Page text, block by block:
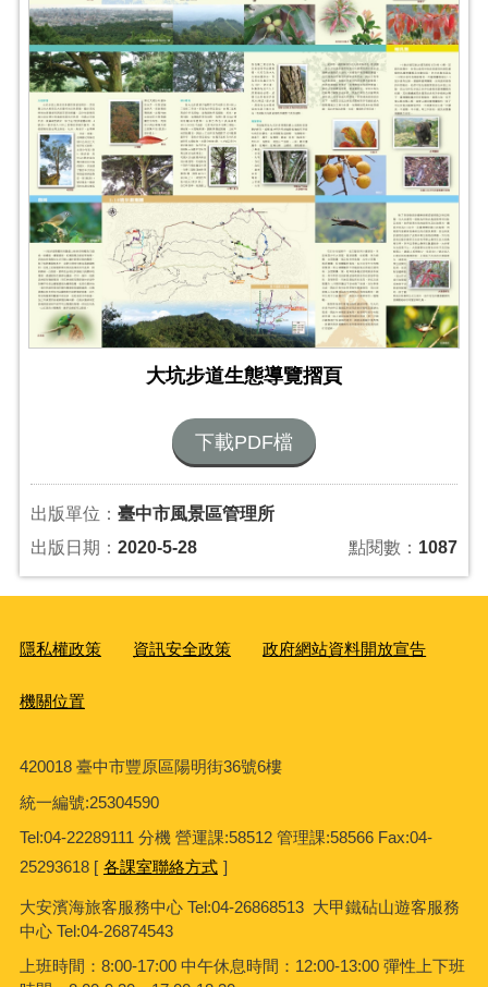
大坑步道生態導覽摺頁
下載PDF檔
出版單位： 臺中市風景區管理所
出版日期： 2020-5-28 點閱數： 1087
隱私權政策 資訊安全政策 政府網站資料開放宣告
機關位置
420018 臺中市豐原區陽明街36號6樓
統一編號:25304590
Tel:04-22289111 分機 營運課:58512 管理課:58566 Fax:04-
25293618 [ 各課室聯絡方式 ]
大安濱海旅客服務中心 Tel:04-26868513 大甲鐵砧山遊客服務
中心 Tel:04-26874543
上班時間：8:00-17:00 中午休息時間：12:00-13:00 彈性上下班